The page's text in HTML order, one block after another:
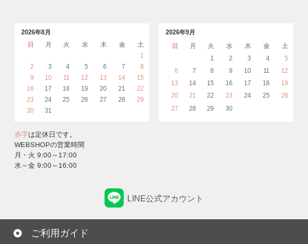
2026年8月
日
月 火 水 木 金
土
1
2
3 4 5 6 7
8
9
10 11 12 13 14
15
16
17 18 19 20 21
22
23
24 25 26 27 28
29
30
31
2026年9月
日
月 火 水 木 金
土
1
2 3 4
5
6
7 8 9 10 11
12
13
14 15 16 17 18
19
20
21 22 23 24 25
26
27
28 29 30
赤字は定休日です。
WEBSHOPの営業時間
月・火 9:00～17:00
水～金 9:00～16:00
LINE公式アカウント
ご利用ガイド